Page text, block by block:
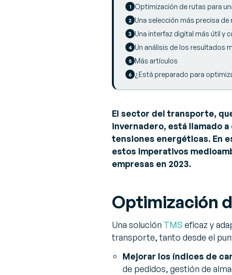
Optimización de rutas para
Una selección más precisa
Una interfaz digital más útil y
Un análisis de los resultados
Más artículos
¿Está preparado para
El sector del transporte,
invernadero, está llamado
tensiones energéticas. En
estos imperativos
empresas en 2023.
Optimización
Una solución TMS eficaz y
transporte, tanto desde el
Mejorar los índices de
de pedidos, gestión de